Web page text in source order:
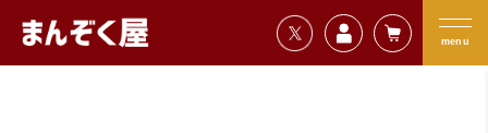
=================================
menu
まんぞく屋 格安TCG通販